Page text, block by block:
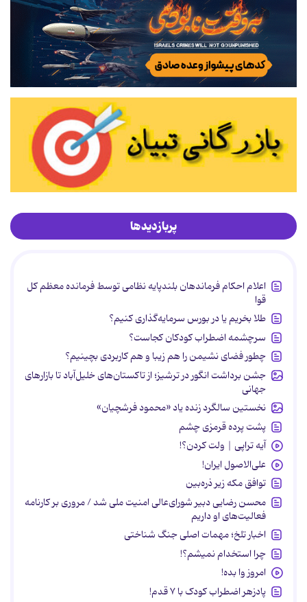
پربازدیدها
اعلام احکام فرماندهان بلندپایه نظامی توسط فرمانده معظم کل
قوا
طلا بخریم یا در بورس سرمایه‌گذاری کنیم؟
سرچشمه اضطراب کودکان کجاست؟
چطور فضای نشیمن را هم زیبا و هم کاربردی بچینیم؟
جشن برداشت انگور در ترشیز؛ از تاکستان‌های خلیل‌آباد تا بازارهای
جهانی
نخستین سالگرد زنده یاد «محمود فرشچیان»
پشت پرده قرمزی چشم
آیه تراپی | ولت کردن؟!
علی‌الاصول ایران!
توافق مکه زیر ذره‌بین
محسن رضایی دبیر شورای‌عالی امنیت ملی شد / مروری بر کارنامه
فعالیت‌های او داریم
اخبار تلخ؛ مهمات اصلی جنگ شناختی
چرا استخدام نمیشم؟!
امروز وا بده!
پادزهر اضطراب کودک با ۷ قدم!